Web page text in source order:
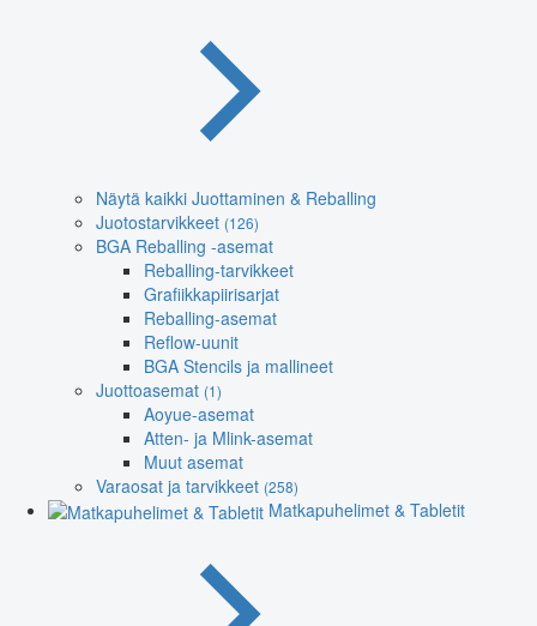
Näytä kaikki Juottaminen & Reballing
Juotostarvikkeet (126)
BGA Reballing -asemat
Reballing-tarvikkeet
Grafiikkapiirisarjat
Reballing-asemat
Reflow-uunit
BGA Stencils ja mallineet
Juottoasemat (1)
Aoyue-asemat
Atten- ja Mlink-asemat
Muut asemat
Varaosat ja tarvikkeet (258)
Matkapuhelimet & Tabletit